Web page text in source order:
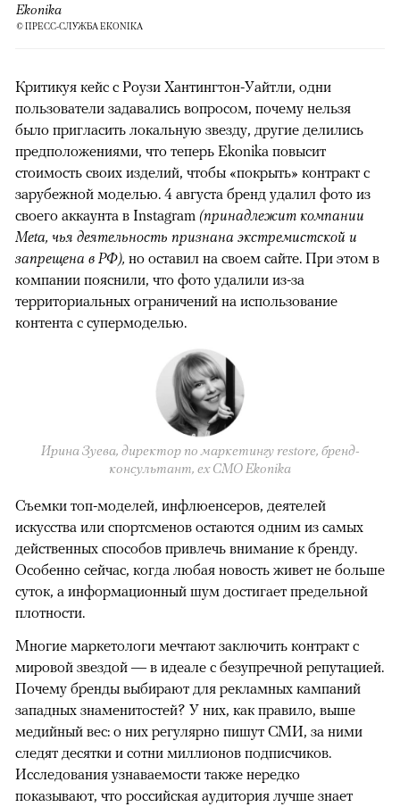
Ekonika
© ПРЕСС-СЛУЖБА EKONIKA
Критикуя кейс с Роузи Хантингтон-Уайтли, одни
пользователи задавались вопросом, почему нельзя
было пригласить локальную звезду, другие делились
предположениями, что теперь Ekonika повысит
стоимость своих изделий, чтобы «покрыть» контракт с
зарубежной моделью. 4 августа бренд удалил фото из
своего аккаунта в Instagram (принадлежит компании
Meta, чья деятельность признана экстремистской и
запрещена в РФ), но оставил на своем сайте. При этом в
компании пояснили, что фото удалили из-за
территориальных ограничений на использование
контента с супермоделью.
Ирина Зуева, директор по маркетингу restore, бренд-
консультант, eх CMO Ekonika
Съемки топ-моделей, инфлюенсеров, деятелей
искусства или спортсменов остаются одним из самых
действенных способов привлечь внимание к бренду.
Особенно сейчас, когда любая новость живет не больше
суток, а информационный шум достигает предельной
плотности.
Многие маркетологи мечтают заключить контракт с
мировой звездой — в идеале с безупречной репутацией.
Почему бренды выбирают для рекламных кампаний
западных знаменитостей? У них, как правило, выше
медийный вес: о них регулярно пишут СМИ, за ними
следят десятки и сотни миллионов подписчиков.
Исследования узнаваемости также нередко
показывают, что российская аудитория лучше знает